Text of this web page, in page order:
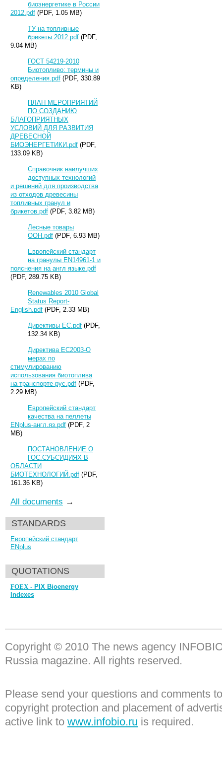
биоэнергетике в России
2012.pdf (PDF, 1.05 MB)
ТУ на топливные
брикеты 2012.pdf (PDF,
9.04 MB)
ГОСТ 54219-2010
Биотопливо: термины и
определения.pdf (PDF, 330.89
KB)
ПЛАН МЕРОПРИЯТИЙ
ПО СОЗДАНИЮ
БЛАГОПРИЯТНЫХ
УСЛОВИЙ ДЛЯ РАЗВИТИЯ
ДРЕВЕСНОЙ
БИОЭНЕРГЕТИКИ.pdf (PDF,
133.09 KB)
Справочник наилучших
доступных технологий
и решений для производства
из отходов древесины
топливных гранул и
брикетов.pdf (PDF, 3.82 MB)
Лесные товары
ООН.pdf (PDF, 6.93 MB)
Европейский стандарт
на гранулы EN14961-1 и
пояснения на англ языке.pdf
(PDF, 289.75 KB)
Renewables 2010 Global
Status Report-
English.pdf (PDF, 2.33 MB)
Директивы ЕС.pdf (PDF,
132.34 KB)
Директива ЕС2003-О
мерах по
стимулированию
использования биотоплива
на транспорте-рус.pdf (PDF,
2.29 MB)
Европейский стандарт
качества на пеллеты
ENplus-англ.яз.pdf (PDF, 2
MB)
ПОСТАНОВЛЕНИЕ О
ГОС.СУБСИДИЯХ В
ОБЛАСТИ
БИОТЕХНОЛОГИЙ.pdf (PDF,
161.36 KB)
All documents →
STANDARDS
Европейский стандарт
ENplus
QUOTATIONS
FOEX - PIX Bioenergy
Indexes
Copyright © 2010 The news agency
Russia magazine. All rights reserved.
Please send your questions and comments
copyright protection and placement of
active link to www.infobio.ru is required.